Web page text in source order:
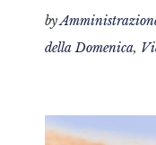
by
della Domenica,